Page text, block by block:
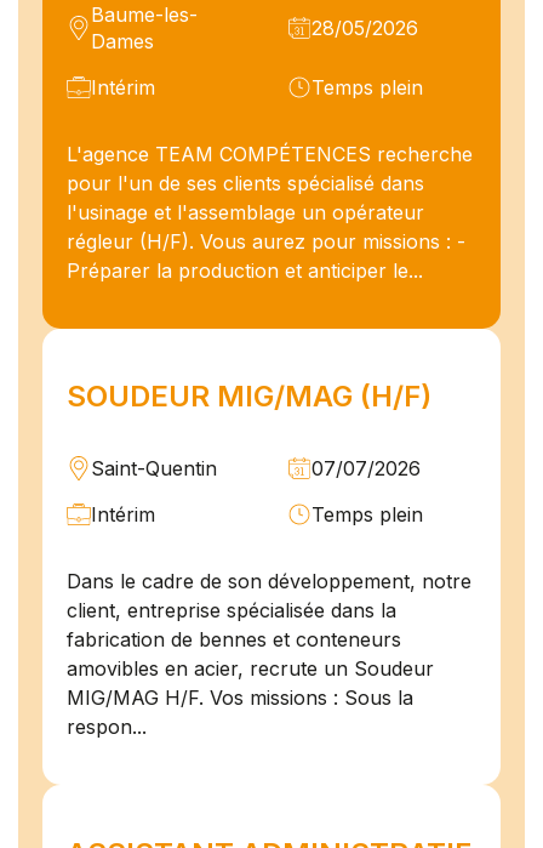
Baume-les-
Dames
28/05/2026
Intérim Temps plein
L'agence TEAM COMPÉTENCES recherche
pour l'un de ses clients spécialisé dans
l'usinage et l'assemblage un opérateur
régleur (H/F). Vous aurez pour missions : -
Préparer la production et anticiper le...
SOUDEUR MIG/MAG (H/F)
Saint-Quentin
07/07/2026
Intérim
Temps plein
Dans le cadre de son développement, notre
client, entreprise spécialisée dans la
fabrication de bennes et conteneurs
amovibles en acier, recrute un Soudeur
MIG/MAG H/F. Vos missions : Sous la
respon...